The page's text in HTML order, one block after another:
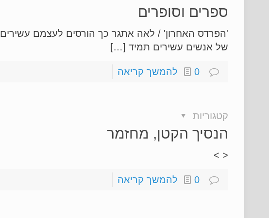
ספרים וסופרים
'הפרדס האחרון' / לאה אתגר כך הורסים לעצמם
של אנשים עשירים תמיד […]
0 להמשך קריאה
קטגוריות
הנסיך הקטן, מחזמר
< >
0 להמשך קריאה